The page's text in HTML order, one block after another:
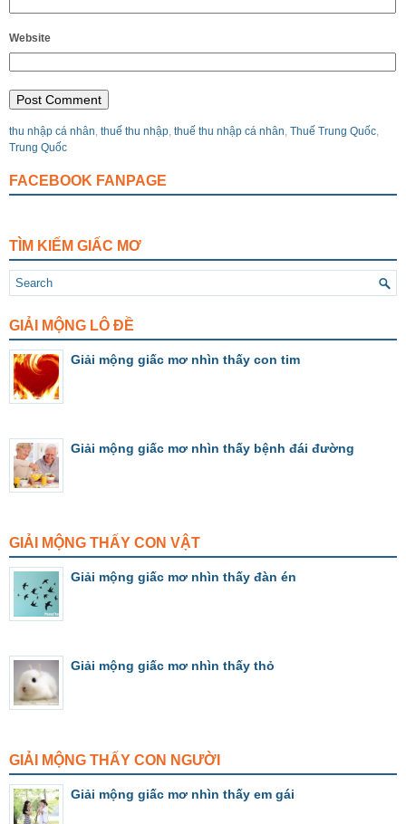
Website
thu nhập cá nhân, thuế thu nhập, thuế thu nhập cá nhân, Thuế Trung Quốc,
Trung Quốc
FACEBOOK FANPAGE
TÌM KIẾM GIẤC MƠ
GIẢI MỘNG LÔ ĐỀ
Giải mộng giấc mơ nhìn thấy con tim
Giải mộng giấc mơ nhìn thấy bệnh đái đường
GIẢI MỘNG THẤY CON VẬT
Giải mộng giấc mơ nhìn thấy đàn én
Giải mộng giấc mơ nhìn thấy thỏ
GIẢI MỘNG THẤY CON NGƯỜI
Giải mộng giấc mơ nhìn thấy em gái